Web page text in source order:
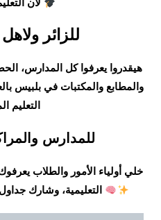
للزائر
هيقدروا يعرفوا كل المدارس،
والمطابع والمكتبات في بلبيس
التعليم
للمدارس
خلي أولياء الأمور والطلاب